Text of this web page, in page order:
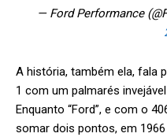
— Ford Performance
A história, também ela, fala
1 com um palmarés
Enquanto “Ford”, e com o
somar dois pontos, em